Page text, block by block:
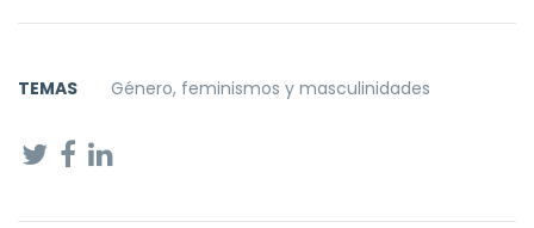
TEMAS Género, feminismos y masculinidades